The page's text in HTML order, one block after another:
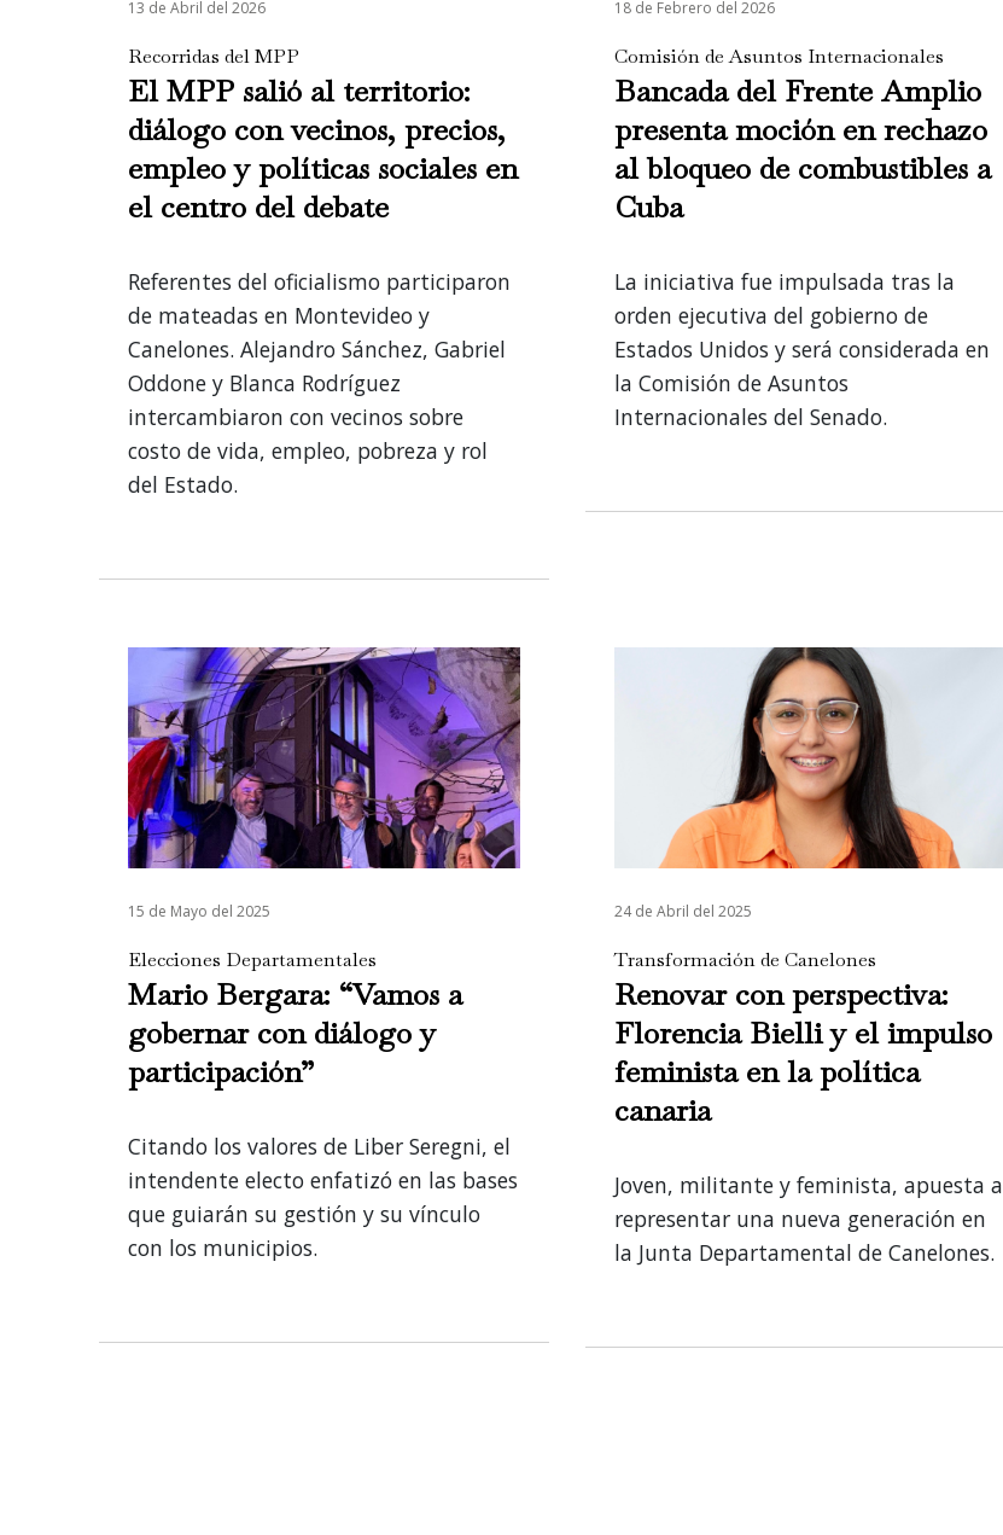
13 de Abril del 2026
Recorridas del MPP
El MPP salió al territorio:
diálogo con vecinos, precios,
empleo y políticas sociales en
el centro del debate
Referentes del oficialismo participaron
de mateadas en Montevideo y
Canelones. Alejandro Sánchez, Gabriel
Oddone y Blanca Rodríguez
intercambiaron con vecinos sobre
costo de vida, empleo, pobreza y rol
del Estado.
18 de Febrero del 2026
Comisión de Asuntos Internacionales
Bancada del Frente Amplio
presenta moción en rechazo
al bloqueo de combustibles a
Cuba
La iniciativa fue impulsada tras la
orden ejecutiva del gobierno de
Estados Unidos y será considerada en
la Comisión de Asuntos
Internacionales del Senado.
15 de Mayo del 2025
Elecciones Departamentales
Mario Bergara: “Vamos a
gobernar con diálogo y
participación”
Citando los valores de Liber Seregni, el
intendente electo enfatizó en las bases
que guiarán su gestión y su vínculo
con los municipios.
24 de Abril del 2025
Transformación de Canelones
Renovar con perspectiva:
Florencia Bielli y el impulso
feminista en la política
canaria
Joven, militante y feminista, apuesta a
representar una nueva generación en
la Junta Departamental de Canelones.